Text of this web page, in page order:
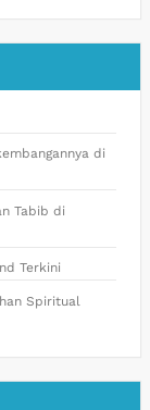
di
Tabib di
Terkini
Spiritual